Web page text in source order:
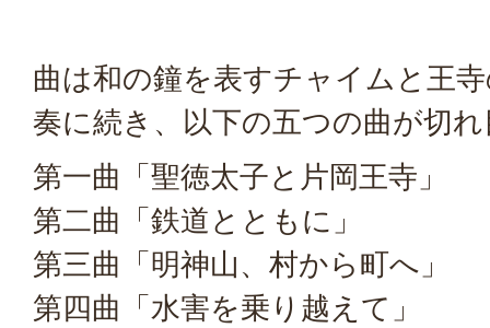
曲は和の鐘を表すチャイムと王
奏に続き、以下の五つの曲が切
第一曲「聖徳太子と片岡王寺」
第二曲「鉄道とともに」
第三曲「明神山、村から町へ」
第四曲「水害を乗り越えて」